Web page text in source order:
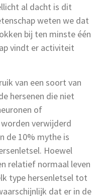
al dacht is dit
weten we dat
bij ten minste één
vindt er activiteit
van een soort van
hersenen die niet
of
verwijderd
de 10% mythe is
Hoewel
relatief normaal leven
type hersenletsel tot
dat er in de